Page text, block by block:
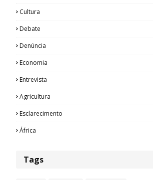
Cultura
Debate
Denúncia
Economia
Entrevista
Agricultura
Esclarecimento
África
Tags